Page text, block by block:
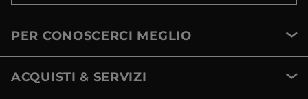
PER CONOSCERCI MEGLIO
ACQUISTI & SERVIZI